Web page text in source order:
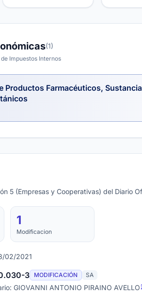
(1)
Impuestos Internos
Productos Farmacéuticos,
5 (Empresas y Cooperativas) del Diario
1
Modificacion
02/2021
3 MODIFICACIÓN SA
GIOVANNI ANTONIO PIRAINO AVELLO